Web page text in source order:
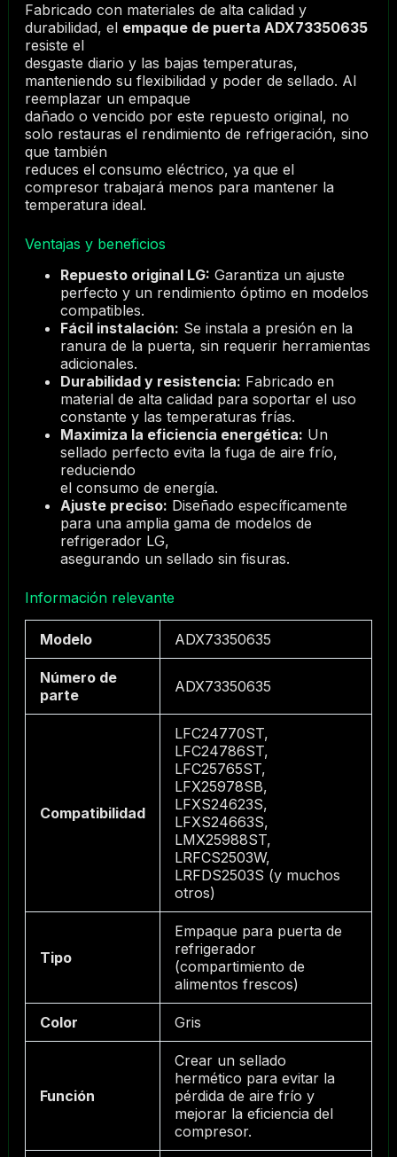
Fabricado con materiales de alta calidad y
durabilidad, el empaque de puerta ADX73350635
resiste el
desgaste diario y las bajas temperaturas,
manteniendo su flexibilidad y poder de sellado. Al
reemplazar un empaque
dañado o vencido por este repuesto original, no
solo restauras el rendimiento de refrigeración, sino
que también
reduces el consumo eléctrico, ya que el
compresor trabajará menos para mantener la
temperatura ideal.
Ventajas y beneficios
Repuesto original LG: Garantiza un ajuste
perfecto y un rendimiento óptimo en modelos
compatibles.
Fácil instalación: Se instala a presión en la
ranura de la puerta, sin requerir herramientas
adicionales.
Durabilidad y resistencia: Fabricado en
material de alta calidad para soportar el uso
constante y las temperaturas frías.
Maximiza la eficiencia energética: Un
sellado perfecto evita la fuga de aire frío,
reduciendo
el consumo de energía.
Ajuste preciso: Diseñado específicamente
para una amplia gama de modelos de
refrigerador LG,
asegurando un sellado sin fisuras.
Información relevante
Modelo ADX73350635
Número de
parte
ADX73350635
Compatibilidad
LFC24770ST,
LFC24786ST,
LFC25765ST,
LFX25978SB,
LFXS24623S,
LFXS24663S,
LMX25988ST,
LRFCS2503W,
LRFDS2503S (y muchos
otros)
Tipo
Empaque para puerta de
refrigerador
(compartimiento de
alimentos frescos)
Color Gris
Función
Crear un sellado
hermético para evitar la
pérdida de aire frío y
mejorar la eficiencia del
compresor.